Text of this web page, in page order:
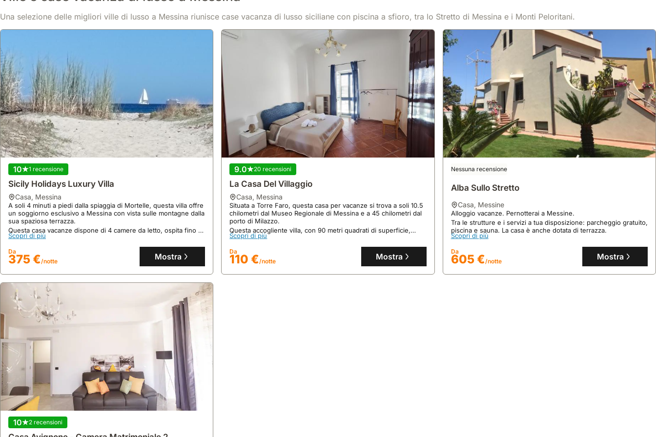
Una selezione delle migliori ville di lusso a Messina riunisce case vacanza di lusso siciliane con piscina a sfioro, tra lo Stretto di Messina e i Monti Peloritani.
10 1 recensione
Sicily Holidays Luxury Villa
casa, Messina
A soli 4 minuti a piedi dalla spiaggia di Mortelle, questa villa offre
un soggiorno esclusivo a Messina con vista sulle montagne dalla
sua spaziosa terrazza.
Questa casa vacanze dispone di 4 camere da letto, ospita fino a
17 persone e vanta una piscina, un campo da tennis e aree gioco
per bambini, ideali per una vacanza in famiglia.
Scopri di più
Da
375 €/notte Mostra
9.0 20 recensioni
La Casa Del Villaggio
casa, Messina
Situata a Torre Faro, questa casa per vacanze si trova a soli 10.5
chilometri dal Museo Regionale di Messina e a 45 chilometri dal
porto di Milazzo.
Questa accogliente villa, con 90 metri quadrati di superficie,
ospita fino a 9 persone offrendo aria condizionata, Wi-Fi gratuito
Scopri di più
Da
110 €/notte Mostra
Nessuna recensione
Alba Sullo Stretto
casa, Messine
Alloggio vacanze. Pernotterai a Messine.
Tra le strutture e i servizi a tua disposizione: parcheggio gratuito,
piscina e sauna. La casa è anche dotata di terrazza.
Scopri di più
Da
605 €/notte Mostra
10 2 recensioni